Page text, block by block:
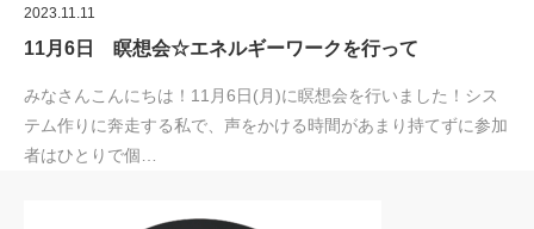
2023.11.11
11月6日 瞑想会☆エネルギーワークを行って
みなさんこんにちは！11月6日(月)に瞑想会を行いました！シス
テム作りに奔走する私で、声をかける時間があまり持てずに参加
者はひとりで個…